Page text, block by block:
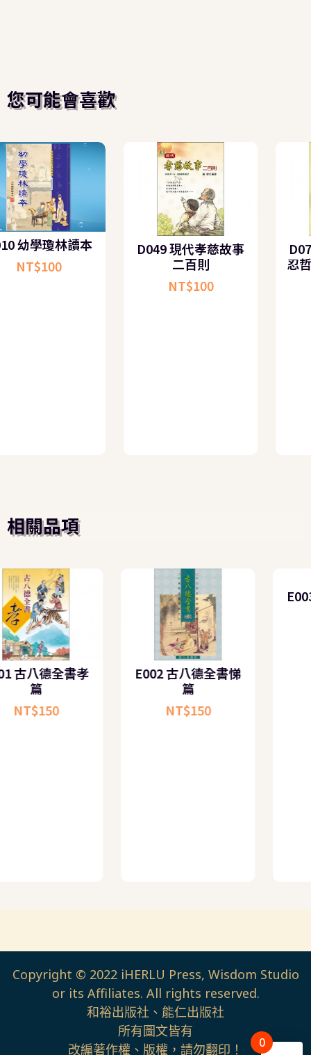
您可能會喜歡
D010 幼學瓊林讀本
NT$100
D049 現代孝慈故事
二百則
NT$100
相關品項
E001 古八德全書孝
NT$150
E002 古八德全書悌
NT$150
Copyright © 2022 iHERLU Press, Wisdom Studio
or its Affiliates. All rights reserved.
和裕出版社、能仁出版社
所有圖文皆有
改編著作權、版權，請勿翻印！
0